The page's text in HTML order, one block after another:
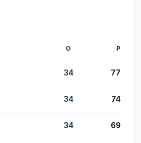
O P
34 77
34 74
34 69